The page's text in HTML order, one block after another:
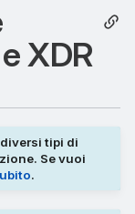
Italiano
日本語
한국어
Português
XDR
tipi di
Se vuoi
.